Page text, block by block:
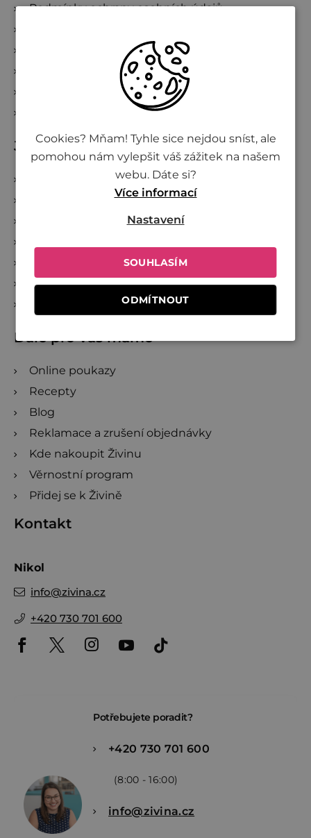
Podmínky ochrany osobních údajů
Kde nakoupit Živinu
Doprava a platba
Reklamace a zrušení objednávky
Jsme Živina
Společně proti plýtvání
Investujte do Živiny
Projekty
Věrnostní program
Dále pro vás máme
Online poukazy
Recepty
Blog
Reklamace a zrušení objednávky
Kde nakoupit Živinu
Věrnostní program
Přidej se k Živině
Kontakt
Nikol
info@zivina.cz
+420 730 701 600
Potřebujete poradit?
+420 730 701 600
(8:00 - 16:00)
info@zivina.cz
Cookies? Mňam! Tyhle sice nejdou sníst, ale
pomohou nám vylepšit váš zážitek na našem
webu. Dáte si?
Více informací
SOUHLASÍM
ODMÍTNOUT
Nastavení